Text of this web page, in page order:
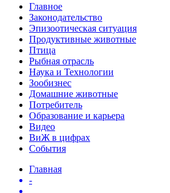
Главное
Законодательство
Эпизоотическая ситуация
Продуктивные животные
Птица
Рыбная отрасль
Наука и Технологии
Зообизнес
Домашние животные
Потребитель
Образование и карьера
Видео
ВиЖ в цифрах
События
Главная
-